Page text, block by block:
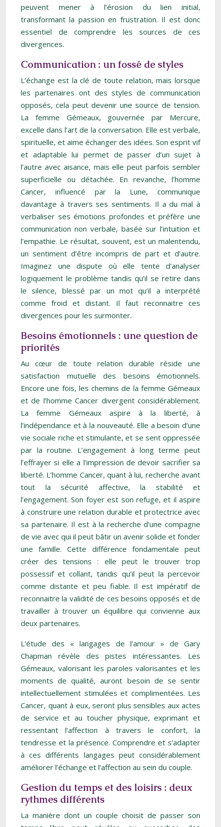
peuvent mener à l’érosion du lien initial,
transformant la passion en frustration. Il est donc
essentiel de comprendre les sources de ces
divergences.
Communication : un fossé de styles
L’échange est la clé de toute relation, mais lorsque
les partenaires ont des styles de communication
opposés, cela peut devenir une source de tension.
La femme Gémeaux, gouvernée par Mercure,
excelle dans l’art de la conversation. Elle est verbale,
spirituelle, et aime échanger des idées. Son esprit vif
et adaptable lui permet de passer d’un sujet à
l’autre avec aisance, mais elle peut parfois sembler
superficielle ou détachée. En revanche, l’homme
Cancer, influencé par la Lune, communique
davantage à travers ses sentiments. Il a du mal à
verbaliser ses émotions profondes et préfère une
communication non verbale, basée sur l’intuition et
l’empathie. Le résultat, souvent, est un malentendu,
un sentiment d’être incompris de part et d’autre.
Imaginez une dispute où elle tente d’analyser
logiquement le problème tandis qu’il se retire dans
le silence, blessé par un mot qu’il a interprété
comme froid et distant. Il faut reconnaitre ces
divergences pour les surmonter.
Besoins émotionnels : une question de
priorités
Au cœur de toute relation durable réside une
satisfaction mutuelle des besoins émotionnels.
Encore une fois, les chemins de la femme Gémeaux
et de l’homme Cancer divergent considérablement.
La femme Gémeaux aspire à la liberté, à
l’indépendance et à la nouveauté. Elle a besoin d’une
vie sociale riche et stimulante, et se sent oppressée
par la routine. L’engagement à long terme peut
l’effrayer si elle a l’impression de devoir sacrifier sa
liberté. L’homme Cancer, quant à lui, recherche avant
tout la sécurité affective, la stabilité et
l’engagement. Son foyer est son refuge, et il aspire
à construire une relation durable et protectrice avec
sa partenaire. Il est à la recherche d’une compagne
de vie avec qui il peut bâtir un avenir solide et fonder
une famille. Cette différence fondamentale peut
créer des tensions : elle peut le trouver trop
possessif et collant, tandis qu’il peut la percevoir
comme distante et peu fiable. Il est impératif de
reconnaitre la validité de ces besoins opposés et de
travailler à trouver un équilibre qui convienne aux
deux partenaires.
L’étude des « langages de l’amour » de Gary
Chapman révèle des pistes intéressantes. Les
Gémeaux, valorisant les paroles valorisantes et les
moments de qualité, auront besoin de se sentir
intellectuellement stimulées et complimentées. Les
Cancer, quant à eux, seront plus sensibles aux actes
de service et au toucher physique, exprimant et
ressentant l’affection à travers le confort, la
tendresse et la présence. Comprendre et s’adapter
à ces différents langages peut considérablement
améliorer l’échange et l’affection au sein du couple.
Gestion du temps et des loisirs : deux
rythmes différents
La manière dont un couple choisit de passer son